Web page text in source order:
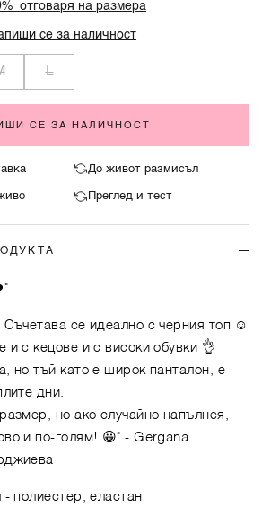
отговаря на размера
се за наличност
L
СЕ ЗА НАЛИЧНОСТ
До живот размисъл
Преглед и тест
Съчетава се идеално с черния топ ☺️
и с кецове и с високи обувки 👌
но тъй като е широк панталон, е
дни.
но ако случайно напълнея,
и по-голям! 😀" - Gergana
полиестер, еластан